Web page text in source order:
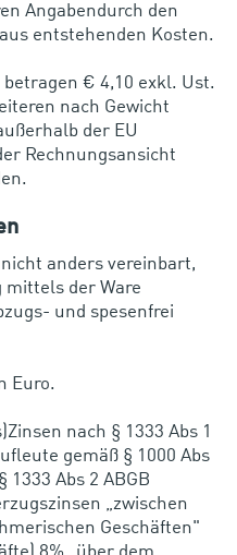
Angabendurch den
entstehenden Kosten.
betragen € 4,10 exkl. Ust.
nach Gewicht
der EU
Rechnungsansicht
nicht anders vereinbart,
mittels der Ware
und spesenfrei
Euro.
nach § 1333 Abs 1
gemäß § 1000 Abs
1333 Abs 2 ABGB
„zwischen
Geschäften"